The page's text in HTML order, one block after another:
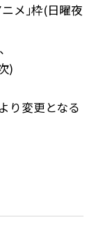
メ｣枠(日曜夜
)
り変更となる